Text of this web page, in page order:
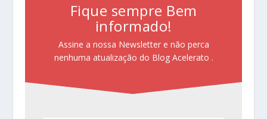
Fique sempre Bem
informado!
Assine a nossa Newsletter e não perca
nenhuma atualização do Blog Acelerato .